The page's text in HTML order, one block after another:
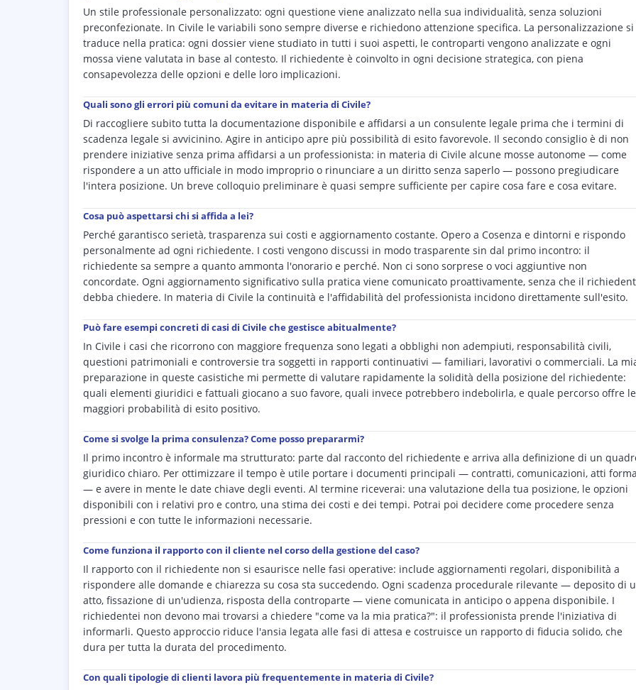
Un stile professionale personalizzato: ogni questione viene analizzato nella sua individualità, senza soluzioni
preconfezionate. In Civile le variabili sono sempre diverse e richiedono attenzione specifica. La personalizzazione si
traduce nella pratica: ogni dossier viene studiato in tutti i suoi aspetti, le controparti vengono analizzate e ogni
mossa viene valutata in base al contesto. Il richiedente è coinvolto in ogni decisione strategica, con piena
consapevolezza delle opzioni e delle loro implicazioni.
Quali sono gli errori più comuni da evitare in materia di Civile?
Di raccogliere subito tutta la documentazione disponibile e affidarsi a un consulente legale prima che i termini di
scadenza legale si avvicinino. Agire in anticipo apre più possibilità di esito favorevole. Il secondo consiglio è di non
prendere iniziative senza prima affidarsi a un professionista: in materia di Civile alcune mosse autonome — come
rispondere a un atto ufficiale in modo improprio o rinunciare a un diritto senza saperlo — possono pregiudicare
l'intera posizione. Un breve colloquio preliminare è quasi sempre sufficiente per capire cosa fare e cosa evitare.
Cosa può aspettarsi chi si affida a lei?
Perché garantisco serietà, trasparenza sui costi e aggiornamento costante. Opero a Cosenza e dintorni e rispondo
personalmente ad ogni richiedente. I costi vengono discussi in modo trasparente sin dal primo incontro: il
richiedente sa sempre a quanto ammonta l'onorario e perché. Non ci sono sorprese o voci aggiuntive non
concordate. Ogni aggiornamento significativo sulla pratica viene comunicato proattivamente, senza che il
debba chiedere. In materia di Civile la continuità e l'affidabilità del professionista incidono direttamente sull'esito.
Può fare esempi concreti di casi di Civile che gestisce abitualmente?
In Civile i casi che ricorrono con maggiore frequenza sono legati a obblighi non adempiuti, responsabilità civili,
questioni patrimoniali e controversie tra soggetti in rapporti continuativi — familiari, lavorativi o commerciali. La
preparazione in queste casistiche mi permette di valutare rapidamente la solidità della posizione del richiedente:
quali elementi giuridici e fattuali giocano a suo favore, quali invece potrebbero indebolirla, e quale percorso offre le
maggiori probabilità di esito positivo.
Come si svolge la prima consulenza? Come posso prepararmi?
Il primo incontro è informale ma strutturato: parte dal racconto del richiedente e arriva alla definizione di un
giuridico chiaro. Per ottimizzare il tempo è utile portare i documenti principali — contratti, comunicazioni, atti
— e avere in mente le date chiave degli eventi. Al termine riceverai: una valutazione della tua posizione, le opzioni
disponibili con i relativi pro e contro, una stima dei costi e dei tempi. Potrai poi decidere come procedere senza
pressioni e con tutte le informazioni necessarie.
Come funziona il rapporto con il cliente nel corso della gestione del caso?
Il rapporto con il richiedente non si esaurisce nelle fasi operative: include aggiornamenti regolari, disponibilità a
rispondere alle domande e chiarezza su cosa sta succedendo. Ogni scadenza procedurale rilevante — deposito di
atto, fissazione di un'udienza, risposta della controparte — viene comunicata in anticipo o appena disponibile. I
richiedentei non devono mai trovarsi a chiedere "come va la mia pratica?": il professionista prende l'iniziativa di
informarli. Questo approccio riduce l'ansia legata alle fasi di attesa e costruisce un rapporto di fiducia solido, che
dura per tutta la durata del procedimento.
Con quali tipologie di clienti lavora più frequentemente in materia di Civile?